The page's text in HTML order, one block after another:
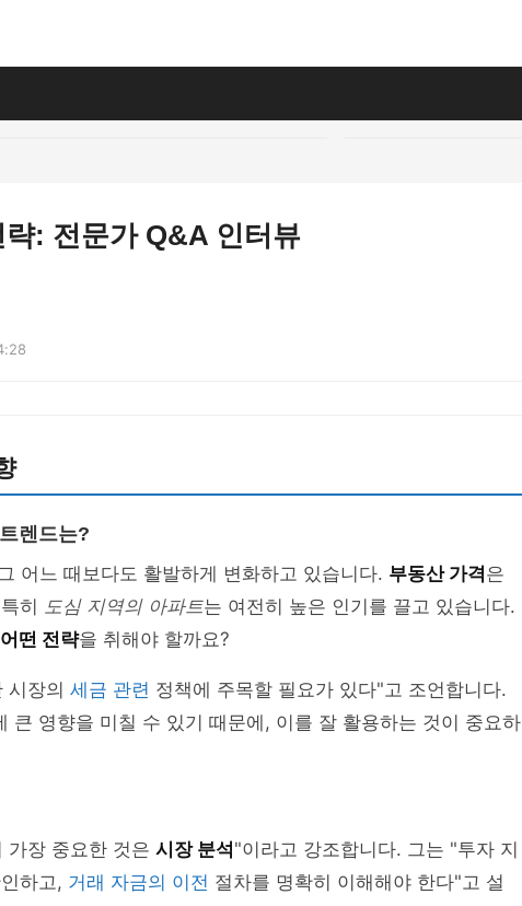
: 전문가 Q&A 인터뷰
렌드는?
어느 때보다도 활발하게 변화하고 있습니다. 부동산 가격은
히 도심 지역의 아파트는 여전히 높은 인기를 끌고 있습니다.
떤 전략을 취해야 할까요?
시장의 세금 관련 정책에 주목할 필요가 있다"고 조언합니다.
큰 영향을 미칠 수 있기 때문에, 이를 잘 활용하는 것이 중요하
가장 중요한 것은 시장 분석"이라고 강조합니다. 그는 "투자 지
하고, 거래 자금의 이전 절차를 명확히 이해해야 한다"고 설